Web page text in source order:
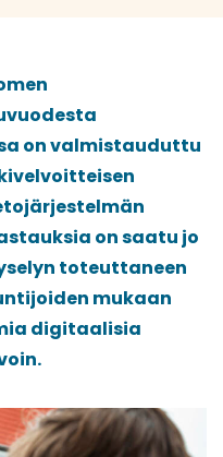
on valmistauduttu
on saatu jo
toteuttaneen
mukaan
digitaalisia